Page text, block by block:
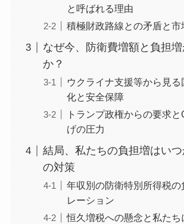
と呼ばれる理由
積極財政路線との矛盾と市
なぜ今、防衛費増額と負担
か？
ウクライナ支援等から見
化と安全保障
トランプ政権からの要求
げの圧力
結局、私たちの負担増はい
の対策
年収別の防衛特別所得税の
レーション
恒久増税への懸念と私たち